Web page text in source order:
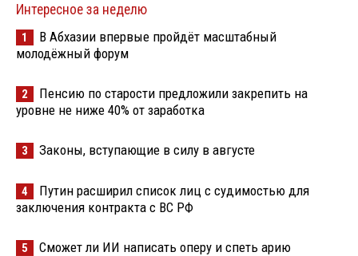
Интересное за неделю
1
В Абхазии впервые пройдёт масштабный
молодёжный форум
2
Пенсию по старости предложили закрепить на
уровне не ниже 40% от заработка
3 Законы, вступающие в силу в августе
4
Путин расширил список лиц с судимостью для
заключения контракта с ВС РФ
5 Сможет ли ИИ написать оперу и спеть арию